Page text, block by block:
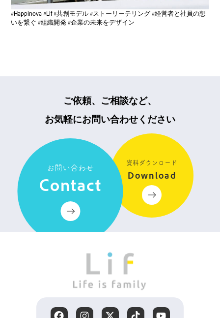
#Happinova #Lif #共創モデル #ストーリーテリング #経営者と社員の想
いを繋ぐ #組織開発 #企業の未来をデザイン
ご依頼、ご相談など、
お気軽にお問い合わせください
お問い合わせ
Contact
資料ダウンロード
Download